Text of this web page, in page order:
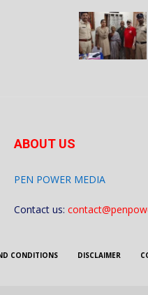
ABOUT US
PEN POWER MEDIA
Contact us:
CONDITIONS DISCLAIMER